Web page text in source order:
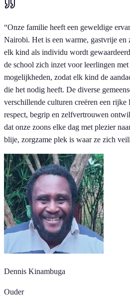
“Onze familie heeft een geweldige
Nairobi. Het is een warme, gastvrije en
elk kind als individu wordt
de school zich inzet voor leerlingen
mogelijkheden, zodat elk kind de
die het nodig heeft. De diverse
verschillende culturen creëren een
respect, begrip en zelfvertrouwen
dat onze zoons elke dag met plezier
blije, zorgzame plek is waar ze zich
Dennis Kinambuga
Ouder